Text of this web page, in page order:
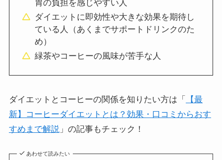
胃の負担を感じやすい人
ダイエットに即効性や大きな効果を期待し
ている人（あくまでサポートドリンクのた
め）
緑茶やコーヒーの風味が苦手な人
ダイエットとコーヒーの関係を知りたい方は「
【最
新】コーヒーダイエットとは？効果・口コミからおす
すめまで解説」の記事もチェック！
あわせて読みたい